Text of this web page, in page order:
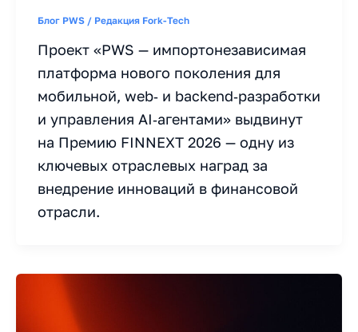
Блог PWS / Редакция Fork-Tech
Проект «PWS — импортонезависимая
платформа нового поколения для
мобильной, web‑ и backend‑разработки
и управления AI‑агентами» выдвинут
на Премию FINNEXT 2026 — одну из
ключевых отраслевых наград за
внедрение инноваций в финансовой
отрасли.